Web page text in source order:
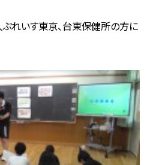
ぷれいす東京、台東保健所の方に